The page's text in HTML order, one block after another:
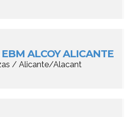
ALCOY ALICANTE
/ Alicante/Alacant